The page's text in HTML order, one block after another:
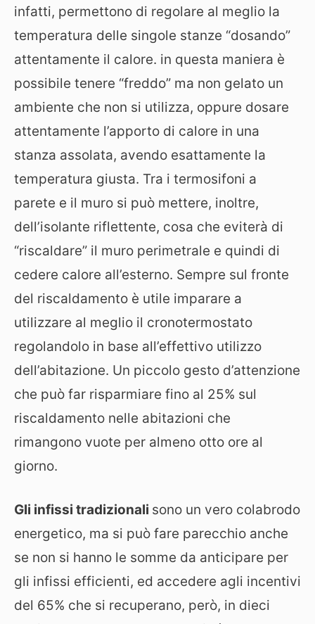
infatti, permettono di regolare al meglio la
temperatura delle singole stanze “dosando”
attentamente il calore. in questa maniera è
possibile tenere “freddo” ma non gelato un
ambiente che non si utilizza, oppure dosare
attentamente l’apporto di calore in una
stanza assolata, avendo esattamente la
temperatura giusta. Tra i termosifoni a
parete e il muro si può mettere, inoltre,
dell’isolante riflettente, cosa che eviterà di
“riscaldare” il muro perimetrale e quindi di
cedere calore all’esterno. Sempre sul fronte
del riscaldamento è utile imparare a
utilizzare al meglio il cronotermostato
regolandolo in base all’effettivo utilizzo
dell’abitazione. Un piccolo gesto d’attenzione
che può far risparmiare fino al 25% sul
riscaldamento nelle abitazioni che
rimangono vuote per almeno otto ore al
giorno.
Gli infissi tradizionali sono un vero colabrodo
energetico, ma si può fare parecchio anche
se non si hanno le somme da anticipare per
gli infissi efficienti, ed accedere agli incentivi
del 65% che si recuperano, però, in dieci